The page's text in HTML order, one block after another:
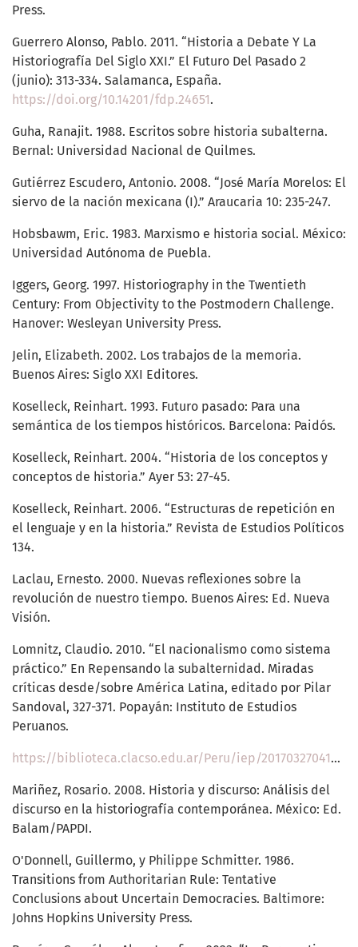
Press.
Guerrero Alonso, Pablo. 2011. “Historia a Debate Y La
Historiografía Del Siglo XXI.” El Futuro Del Pasado 2
(junio): 313-334. Salamanca, España.
https://doi.org/10.14201/fdp.24651.
Guha, Ranajit. 1988. Escritos sobre historia subalterna.
Bernal: Universidad Nacional de Quilmes.
Gutiérrez Escudero, Antonio. 2008. “José María Morelos: El
siervo de la nación mexicana (I).” Araucaria 10: 235-247.
Hobsbawm, Eric. 1983. Marxismo e historia social. México:
Universidad Autónoma de Puebla.
Iggers, Georg. 1997. Historiography in the Twentieth
Century: From Objectivity to the Postmodern Challenge.
Hanover: Wesleyan University Press.
Jelin, Elizabeth. 2002. Los trabajos de la memoria.
Buenos Aires: Siglo XXI Editores.
Koselleck, Reinhart. 1993. Futuro pasado: Para una
semántica de los tiempos históricos. Barcelona: Paidós.
Koselleck, Reinhart. 2004. “Historia de los conceptos y
conceptos de historia.” Ayer 53: 27-45.
Koselleck, Reinhart. 2006. “Estructuras de repetición en
el lenguaje y en la historia.” Revista de Estudios Políticos
134.
Laclau, Ernesto. 2000. Nuevas reflexiones sobre la
revolución de nuestro tiempo. Buenos Aires: Ed. Nueva
Visión.
Lomnitz, Claudio. 2010. “El nacionalismo como sistema
práctico.” En Repensando la subalternidad. Miradas
críticas desde/sobre América Latina, editado por Pilar
Sandoval, 327-371. Popayán: Instituto de Estudios
Peruanos.
https://biblioteca.clacso.edu.ar/Peru/iep/20170327041637/pdf_162.pdf
Mariñez, Rosario. 2008. Historia y discurso: Análisis del
discurso en la historiografía contemporánea. México: Ed.
Balam/PAPDI.
O'Donnell, Guillermo, y Philippe Schmitter. 1986.
Transitions from Authoritarian Rule: Tentative
Conclusions about Uncertain Democracies. Baltimore:
Johns Hopkins University Press.